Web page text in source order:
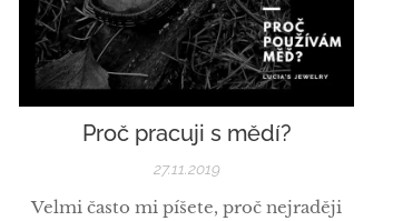
Proč pracuji s mědí?
27.11.2019
Velmi často mi píšete, proč nejraději